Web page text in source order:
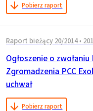
Pobierz raport
Raport bieżący 20/2014 •
Ogłoszenie o
Zgromadzenia PCC
uchwał
Pobierz raport